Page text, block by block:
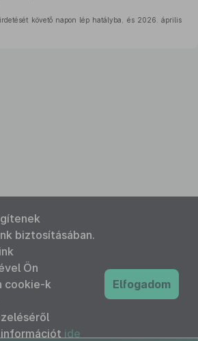
követő napon lép hatályba, és 2026. április
biztosításában.
Ön
cookie-k
ide
Elfogadom